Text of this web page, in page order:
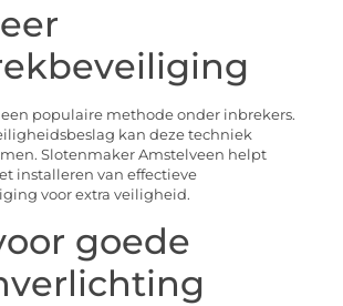
populaire methode onder inbrekers.
kan deze techniek
Slotenmaker Amstelveen helpt
installeren van effectieve
voor extra veiligheid.
goede